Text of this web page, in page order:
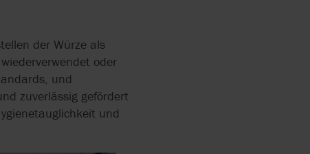
SKID
der Würze als
oder
und
zuverlässig gefördert
und